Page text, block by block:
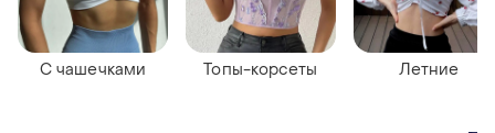
С чашечками Топы-корсеты Летние